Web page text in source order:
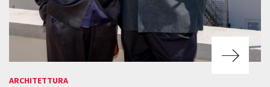
ARCHITETTURA